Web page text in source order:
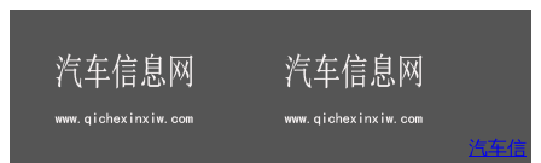
汽车信